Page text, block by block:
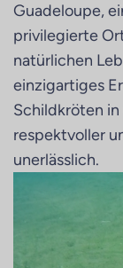
Guadeloupe,
privilegierte
natürlichen
einzigartiges
Schildkröten
respektvoller
unerlässlich.